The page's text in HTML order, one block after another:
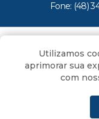
Fone: (48)
Todos os
Utilizamos
aprimorar sua
com